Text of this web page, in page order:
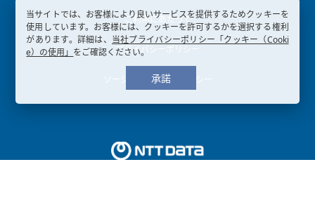
ご利用にあたって
プライバシーポリシー
ソーシャルメディアポリシー
当サイトでは、お客様により良いサービスを提供するためクッキーを
使用しています。お客様には、クッキーを許可するかを選択する権利
があります。詳細は、 当社プライバシーポリシー「クッキー（Cooki
e）の使用」 をご確認ください。
承諾